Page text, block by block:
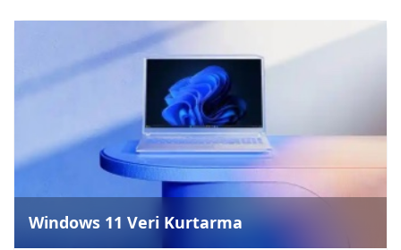
Windows 11 Veri Kurtarma